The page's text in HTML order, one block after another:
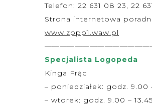
Telefon: 22 631 08 23, 22
Strona internetowa
www.zppp1.waw.pl
Specjalista Logopeda
Kinga Frąc
– poniedziałek: godz. 9.00
– wtorek: godz. 9.00 – 13.45